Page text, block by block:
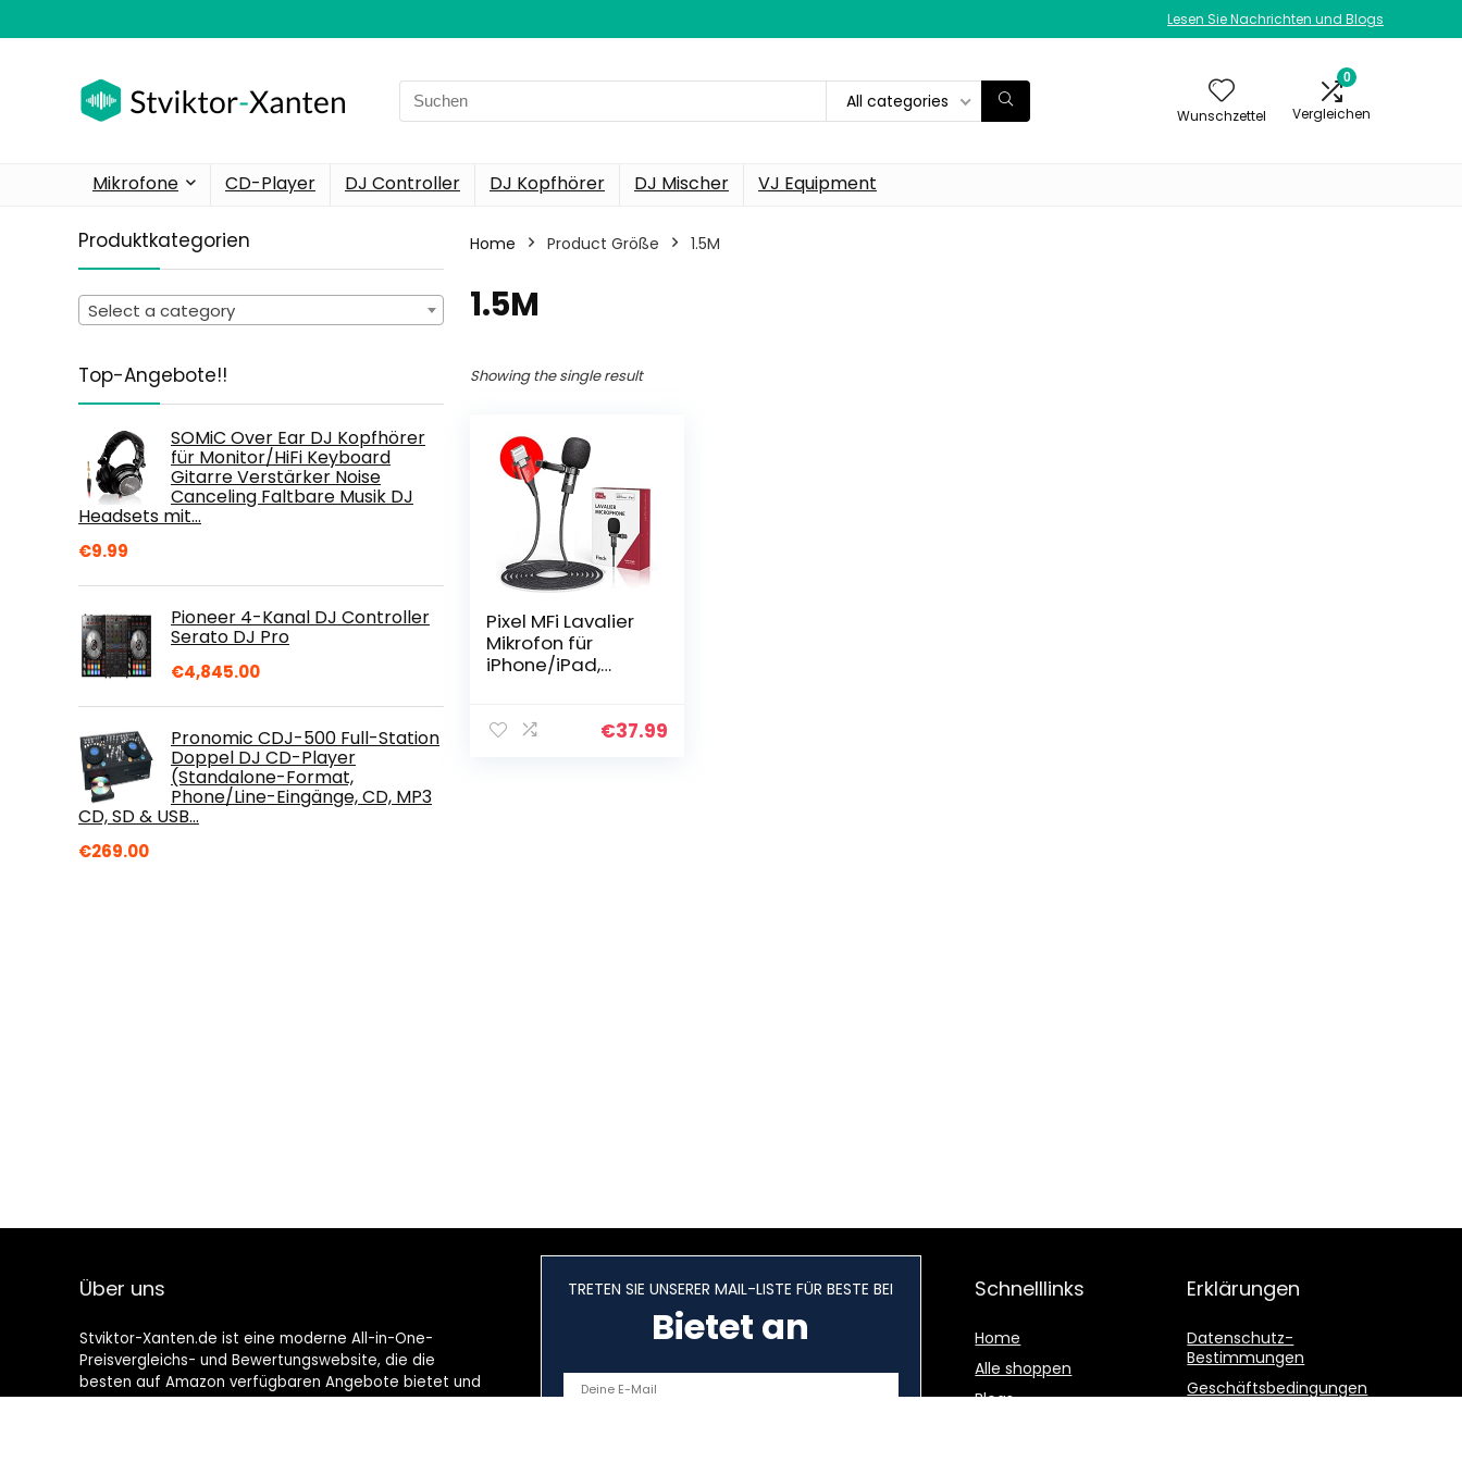
Lesen Sie Nachrichten und Blogs
Search
for:
All categories
Wunschzettel
0
Vergleichen
Mikrofone CD-Player DJ Controller DJ Kopfhörer DJ Mischer VJ Equipment
Produktkategorien
Select a category
Top-Angebote!!
SOMiC Over Ear DJ Kopfhörer
für Monitor/HiFi Keyboard
Gitarre Verstärker Noise
Canceling Faltbare Musik DJ
Headsets mit…
€9.99
Pioneer 4-Kanal DJ Controller
Serato DJ Pro
€4,845.00
Pronomic CDJ-500 Full-Station
Doppel DJ CD-Player
(Standalone-Format,
Phone/Line-Eingänge, CD, MP3
CD, SD & USB…
€269.00
Home Product Größe 1.5M
1.5M
Showing the single result
Pixel MFi Lavalier
Mikrofon für
iPhone/iPad,
HiFi-
€37.99
Über uns
Stviktor-Xanten.de ist eine moderne All-in-One-
Preisvergleichs- und Bewertungswebsite, die die
besten auf Amazon verfügbaren Angebote bietet und
Sie durch die neuesten hinzugefügten Blogs auf dem
TRETEN SIE UNSERER MAIL-LISTE FÜR BESTE BEI
Bietet an
Schnelllinks
Home
Alle shoppen
Blogs
Erklärungen
Datenschutz-
Bestimmungen
Geschäftsbedingungen